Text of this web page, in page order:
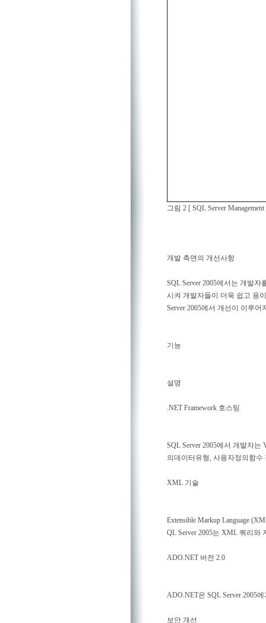
그림 2 [ SQL Server
개발 측면의 개선사항
SQL Server 2005에서는 개발
시켜 개발자들이 더욱 쉽고 용
Server 2005에서 개선이 이루
기능
설명
.NET Framework 호스팅
SQL Server 2005에서 개발자는
의데이터유형, 사용자정의함
XML 기술
Extensible Markup Language
QL Server 2005는 XML 쿼리와
ADO.NET 버전 2.0
ADO.NET은 SQL Server 2005
보안 개선